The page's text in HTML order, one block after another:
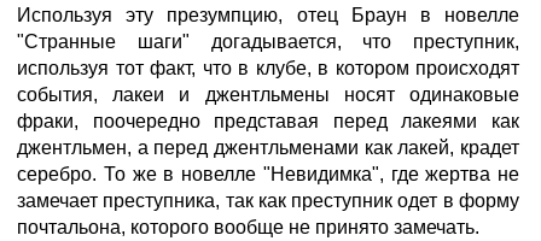
Используя эту презумпцию, отец Браун в новелле
"Странные шаги" догадывается, что преступник,
используя тот факт, что в клубе, в котором происходят
события, лакеи и джентльмены носят одинаковые
фраки, поочередно представая перед лакеями как
джентльмен, а перед джентльменами как лакей, крадет
серебро. То же в новелле "Невидимка", где жертва не
замечает преступника, так как преступник одет в форму
почтальона, которого вообще не принято замечать.